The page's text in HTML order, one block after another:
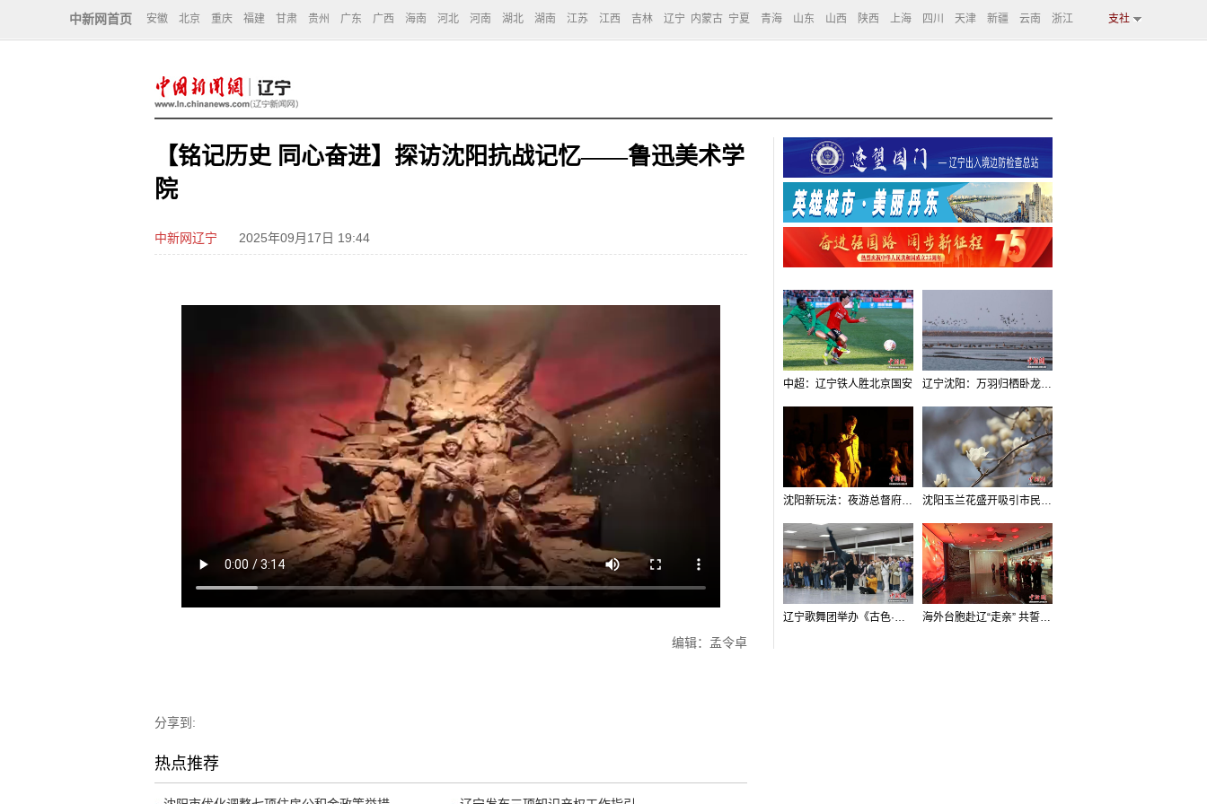
中新网首页 安徽 北京 重庆 福建 甘肃 贵州 广东 广西 海南 河北 河南 湖北 湖南 江苏 江西 吉林 辽宁 内蒙古 宁夏 青海 山东 山西 陕西 上海 四川 天津 新疆 云南 浙江 支社
【铭记历史 同心奋进】探访沈阳抗战记忆——鲁迅美术学
院
中新网辽宁 2025年09月17日 19:44
编辑：孟令卓
分享到:
热点推荐
中超：辽宁铁人胜北京国安 辽宁沈阳：万羽归栖卧龙湖看群鸟齐飞
沈阳新玩法：夜游总督府，当一回“赴宴者” 沈阳玉兰花盛开吸引市民打卡
辽宁歌舞团举办《古色·国宝辽宁》排练开放日活动 海外台胞赴辽“走亲” 共誓“和平初心”